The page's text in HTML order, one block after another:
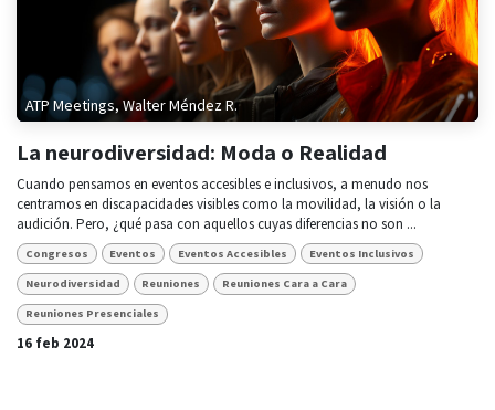
ATP Meetings, Walter Méndez R.
La neurodiversidad: Moda o Realidad
Cuando pensamos en eventos accesibles e inclusivos, a menudo nos
centramos en discapacidades visibles como la movilidad, la visión o la
audición. Pero, ¿qué pasa con aquellos cuyas diferencias no son ...
Congresos Eventos Eventos Accesibles Eventos Inclusivos
Neurodiversidad Reuniones Reuniones Cara a Cara
Reuniones Presenciales
16 feb 2024